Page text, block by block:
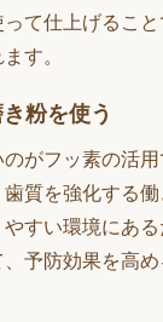
て仕上げるこ
す。
粉を使う
がフッ素の活
質を強化する
すい環境にあ
予防効果を高